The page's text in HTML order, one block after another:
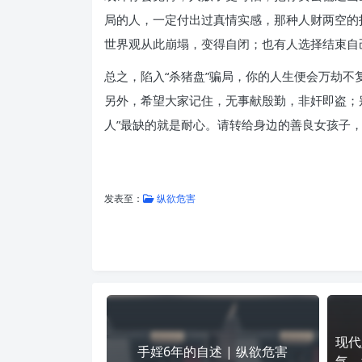
局的人，一定付出过真情实感，那种人财两空
世界观从此崩塌，变得自闭；也有人选择结束
总之，陷入“杀猪盘”骗局，你的人生便会万劫
另外，希望大家记住，无事献殷勤，非奸即盗
人”最缺的就是耐心。请转给身边的善良女孩子
发表至： 纵欲危害
手婬6年的自述 | 纵欲危害
现